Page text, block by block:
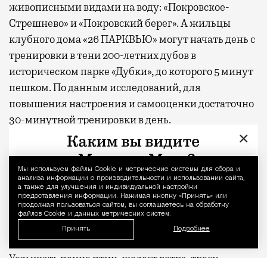
Уведомление
Мы используем файлы Сookie и метрические системы для сбора и
анализа информации о производительности и использовании сайта,
а также для улучшения и индивидуальной настройки
предоставления информации. Нажимая кнопку «Принять» или
продолжая пользоваться сайтом, вы соглашаетесь на обработку
файлов Cookie и данных метрических систем.
Принять Подробнее
живописными видами на воду: «Покровское-
Стрешнево» и «Покровский берег». А жильцы
клубного дома «26 ПАРКВЬЮ» могут начать день с
тренировки в тени 200-летних дубов в
историческом парке «Дубки», до которого 5 минут
пешком. По данным исследований, для
повышения настроения и самооценки достаточно
30-минутной тренировки в день.
Проект станет примером современной жилой
парковой архитектуры, которая объединяет
здание с окружающей средой, делая ландшафт
продолжением дома.
Охотиться на звуки
×